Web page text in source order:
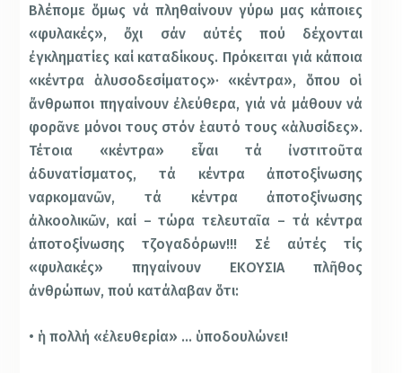
Βλέπομε ὅμως νά πληθαίνουν γύρω μας κάποιες
«φυλακές», ὄχι σάν αὐτές πού δέχονται
ἐγκληματίες καί καταδίκους. Πρόκειται γιά κάποια
«κέντρα ἁλυσοδεσίματος»· «κέντρα», ὅπου οἱ
ἄνθρωποι πηγαίνουν ἐλεύθερα, γιά νά μάθουν νά
φορᾶνε μόνοι τους στόν ἑαυτό τους «ἁλυσίδες».
Τέτοια «κέντρα» εἶναι τά ἰνστιτοῦτα
ἀδυνατίσματος, τά κέντρα ἀποτοξίνωσης
ναρκομανῶν, τά κέντρα ἀποτοξίνωσης
ἀλκοολικῶν, καί – τώρα τελευταῖα – τά κέντρα
ἀποτοξίνωσης τζογαδόρων!!! Σέ αὐτές τίς
«φυλακές» πηγαίνουν ΕΚΟΥΣΙΑ πλῆθος
ἀνθρώπων, πού κατάλαβαν ὅτι:
• ἡ πολλή «ἐλευθερία» … ὑποδουλώνει!